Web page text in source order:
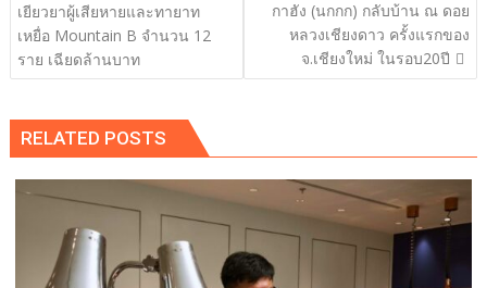
เรื่อง
เยียวยาผู้เสียหายและทายาท
เหยื่อ Mountain B จำนวน 12
ราย เฉียดล้านบาท
กาฮัง (นกกก) กลับบ้าน ณ ดอย
หลวงเชียงดาว ครั้งแรกของ
จ.เชียงใหม่ ในรอบ20ปี
RELATED POSTS